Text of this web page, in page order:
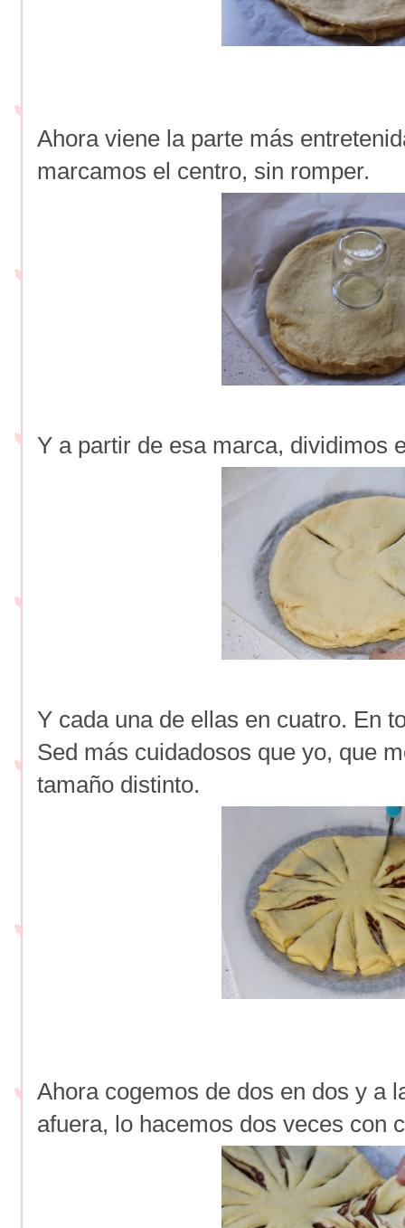
Ahora viene la parte más
marcamos el centro, sin romper.
Y a partir de esa marca, dividimos
Y cada una de ellas en cuatro. En
Sed más cuidadosos que yo, que
tamaño distinto.
Ahora cogemos de dos en dos y a
afuera, lo hacemos dos veces con